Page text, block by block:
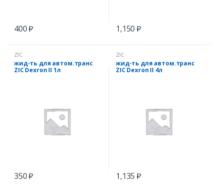
400₽ 1,150₽
ZIC
жид-ть для автом.транс
ZIC Dexron II 1л
350₽
ZIC
жид-ть для автом.транс
ZIC Dexron II 4л
1,135₽